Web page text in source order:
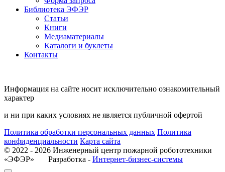
Библиотека ЭФЭР
Статьи
Книги
Медиаматериалы
Каталоги и буклеты
Контакты
Информация на сайте носит исключительно ознакомительный
характер
и ни при каких условиях не является публичной офертой
Политика обработки персональных данных Политика
конфиденциальности Карта сайта
© 2022 - 2026 Инженерный центр пожарной робототехники
«ЭФЭР» Разработка - Интернет-бизнес-системы